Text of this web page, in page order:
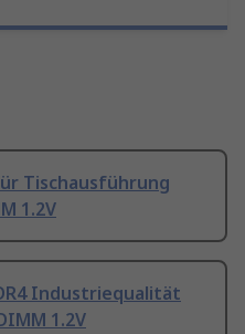
Tischausführung
1.2V
Industriequalität
1.2V